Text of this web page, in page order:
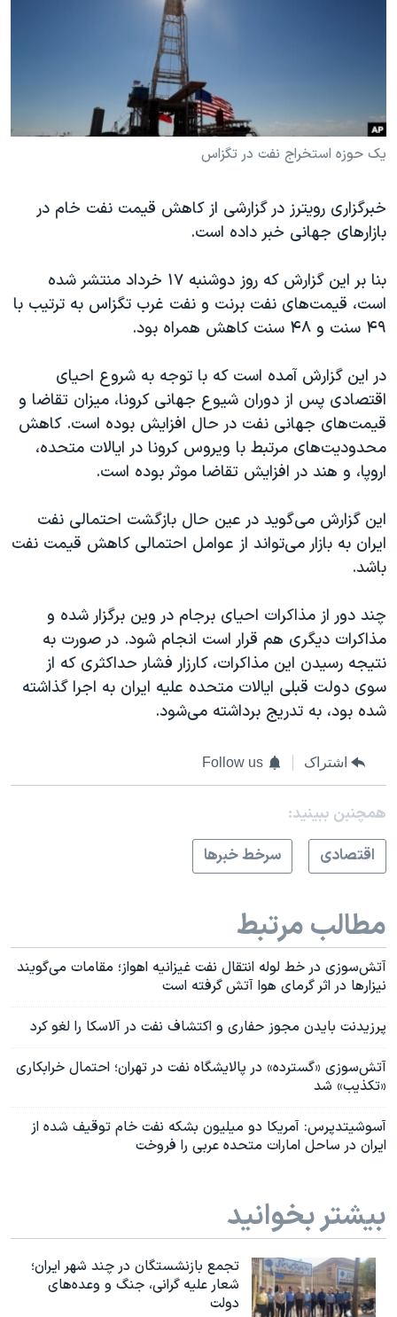
آرشیو پخش زنده
حمله جمهوری اسلامی به اسرائیل
مجموعه مستندهای دادخواهی
تریبونال مردمی آبان ۹۸
دادگاه حمید نوری
چهل سال گروگان‌گیری
قانون شفافیت دارائی کادر رهبری ایران
اعتراضات مردمی آبان ۹۸
اسرائیل در جنگ
نرگس محمدی برنده جایزه نوبل صلح
همایش محافظه‌کاران آمریکا «سی‌پک»
سفر پرزیدنت ترامپ به چین
زبانهای مختلف
یک حوزه استخراج نفت در تگزاس
خبرگزاری رویترز در گزارشی از کاهش قیمت نفت خام در
بازارهای جهانی خبر داده است.
بنا بر این گزارش که روز دوشنبه ۱۷ خرداد منتشر شده
است، قیمت‌های نفت برنت و نفت غرب تگزاس به ترتیب با
۴۹ سنت و ۴۸ سنت کاهش همراه بود.
در این گزارش آمده است که با توجه به شروع احیای
اقتصادی پس از دوران شیوع جهانی کرونا، میزان تقاضا و
قیمت‌های جهانی نفت در حال افزایش بوده است. کاهش
محدودیت‌های مرتبط با ویروس کرونا در ایالات متحده،
اروپا، و هند در افزایش تقاضا موثر بوده‌ است.
این گزارش می‌گوید در عین حال بازگشت احتمالی نفت
ایران به بازار می‌تواند از عوامل احتمالی کاهش قیمت نفت
باشد.
چند دور از مذاکرات احیای برجام در وین برگزار شده و
مذاکرات دیگری هم قرار است انجام شود. در صورت به
نتيجه رسیدن این مذاکرات، کارزار فشار حداکثری که از
سوی دولت قبلی ایالات متحده علیه ایران به اجرا گذاشته
شده بود، به تدریج برداشته می‌شود.
اشتراک Follow us
همچنبن ببینید:
اقتصادی
سرخط خبرها
مطالب مرتبط
آتش‌سوزی در خط لوله انتقال نفت غیزانیه اهواز؛ مقامات می‌گویند
نیزارها در اثر گرمای هوا آتش گرفته است
پرزیدنت بایدن مجوز حفاری و اکتشاف نفت در آلاسکا را لغو کرد
آتش‌سوزی «گسترده» در پالایشگاه نفت در تهران؛ احتمال خرابکاری
«تکذیب» شد
آسوشیتدپرس: آمریکا دو میلیون بشکه نفت خام توقیف شده از
ایران در ساحل امارات متحده عربی را فروخت
بیشتر بخوانید
تجمع بازنشستگان در چند شهر ایران؛
شعار علیه گرانی، جنگ و وعده‌های
دولت